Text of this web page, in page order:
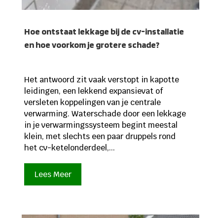
Hoe ontstaat lekkage bij de cv-installatie
en hoe voorkom je grotere schade?
Het antwoord zit vaak verstopt in kapotte
leidingen, een lekkend expansievat of
versleten koppelingen van je centrale
verwarming. Waterschade door een lekkage
in je verwarmingssysteem begint meestal
klein, met slechts een paar druppels rond
het cv-ketel­onderdeel,...
Lees Meer